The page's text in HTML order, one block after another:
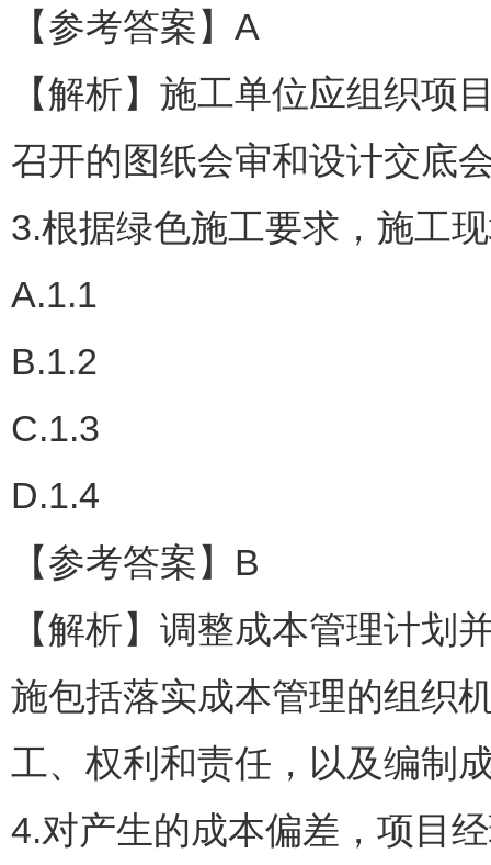
【参考答案】A
【解析】施工单位应组织项
召开的图纸会审和设计交底
3.根据绿色施工要求，施工
A.1.1
B.1.2
C.1.3
D.1.4
【参考答案】B
【解析】调整成本管理计划
施包括落实成本管理的组织
工、权利和责任，以及编制
4.对产生的成本偏差，项目